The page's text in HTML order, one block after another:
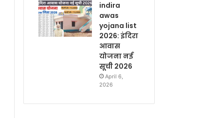
indira
awas
yojana list
2026: इंदिरा
आवास
योजना नई
सूची 2026
April 6,
2026